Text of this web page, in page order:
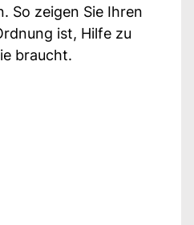
So zeigen Sie Ihren
ist, Hilfe zu
braucht.